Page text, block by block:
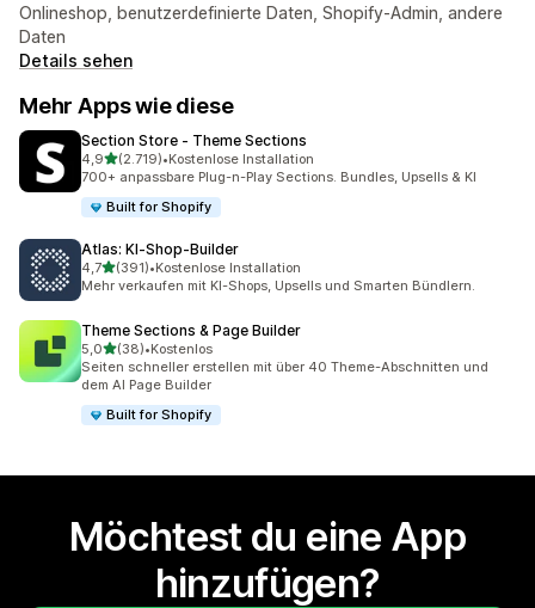
Onlineshop, benutzerdefinierte Daten, Shopify-Admin, andere
Daten
Details sehen
Mehr Apps wie diese
Section Store ‑ Theme Sections
4,9von 5 Sternen
(2.719)
2719 Rezensionen insgesamt
•Kostenlose Installation
700+ anpassbare Plug-n-Play Sections. Bundles, Upsells & KI
Built for Shopify
Atlas: KI‑Shop‑Builder
4,7von 5 Sternen
(391)
391 Rezensionen insgesamt
•Kostenlose Installation
Mehr verkaufen mit KI-Shops, Upsells und Smarten Bündlern.
Theme Sections & Page Builder
5,0von 5 Sternen
(38)
38 Rezensionen insgesamt
•Kostenlos
Seiten schneller erstellen mit über 40 Theme-Abschnitten und
dem AI Page Builder
Built for Shopify
Möchtest du eine App
hinzufügen?